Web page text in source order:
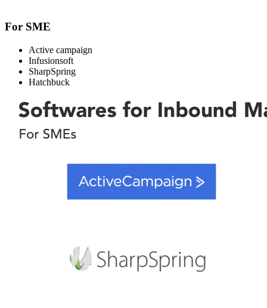
For SME
Active campaign
Infusionsoft
SharpSpring
Hatchbuck